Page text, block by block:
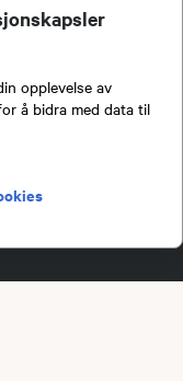
opplevelse av
å bidra med data til